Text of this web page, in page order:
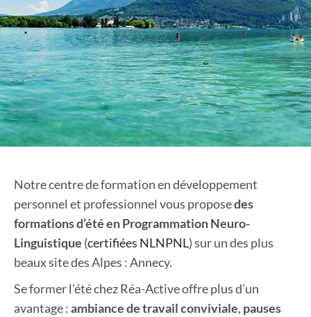
Notre centre de formation en développement
personnel et professionnel vous proposedes
formations d’été en Programmation Neuro-
Linguistique (certifiées NLNPNL) sur un des plus
beaux site des Alpes : Annecy.
Se former l’été chez Réa-Active offre plus d’un
avantage :ambiance de travail conviviale, pauses